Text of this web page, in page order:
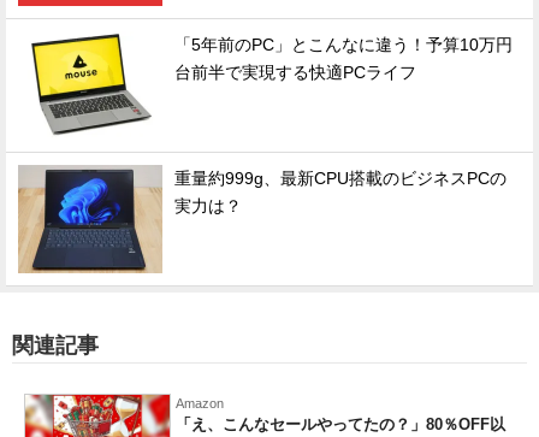
「5年前のPC」とこんなに違う！予算10万円
台前半で実現する快適PCライフ
重量約999g、最新CPU搭載のビジネスPCの
実力は？
関連記事
Amazon
「え、こんなセールやってたの？」80％OFF以